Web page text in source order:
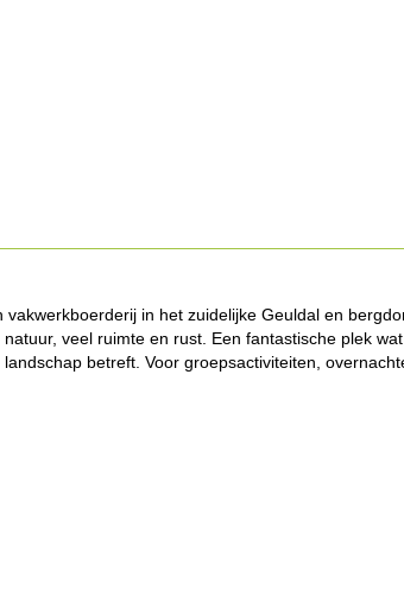
vakwerkboerderij in het zuidelijke Geuldal en
veel ruimte en rust. Een fantastische plek wat
betreft. Voor groepsactiviteiten,